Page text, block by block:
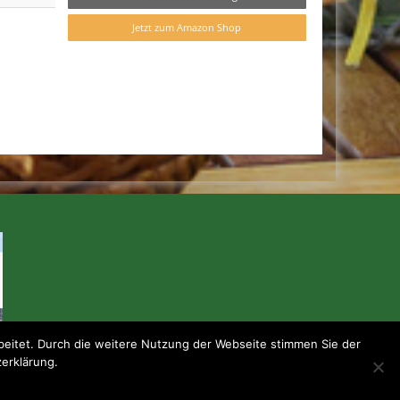
Jetzt zum Amazon Shop
Durch die weitere Nutzung der Webseite stimmen Sie der